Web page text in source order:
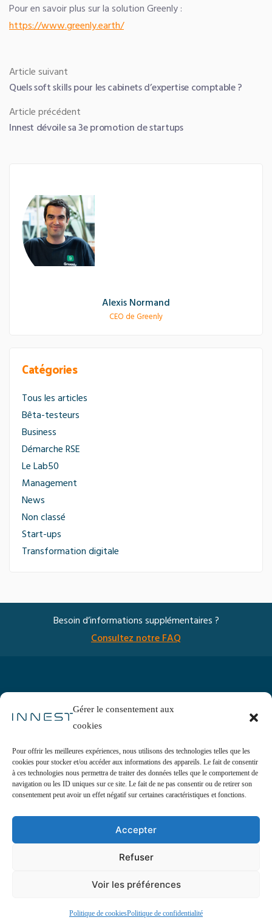
Gérer le consentement aux
cookies
Pour offrir les meilleures expériences, nous utilisons des technologies telles que les
cookies pour stocker et/ou accéder aux informations des appareils. Le fait de consentir
à ces technologies nous permettra de traiter des données telles que le comportement de
navigation ou les ID uniques sur ce site. Le fait de ne pas consentir ou de retirer son
consentement peut avoir un effet négatif sur certaines caractéristiques et fonctions.
Accepter
Refuser
Voir les préférences
Politique de cookiesPolitique de confidentialité
Pour en savoir plus sur la solution Greenly :
https://www.greenly.earth/
Navigation
de
l’article
Article précédent
précédent :
Innest dévoile sa 3e promotion de startups
Article suivant
suivant :
Quels soft skills pour les cabinets d’expertise comptable ?
Alexis Normand
CEO de Greenly
Catégories
Tous les articles
Bêta-testeurs
Business
Démarche RSE
Le Lab50
Management
News
Non classé
Start-ups
Transformation digitale
Besoin d’informations supplémentaires ?
Consultez notre FAQ
Nos experts
Startups
Blog
A propos
Contact
Centre de confidentialité